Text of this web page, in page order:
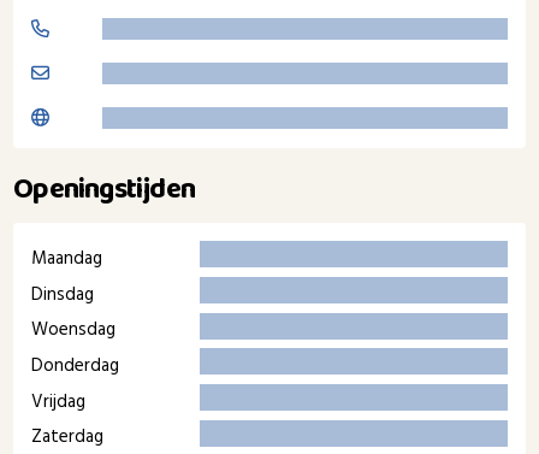
Openingstijden
Maandag
Dinsdag
Woensdag
Donderdag
Vrijdag
Zaterdag